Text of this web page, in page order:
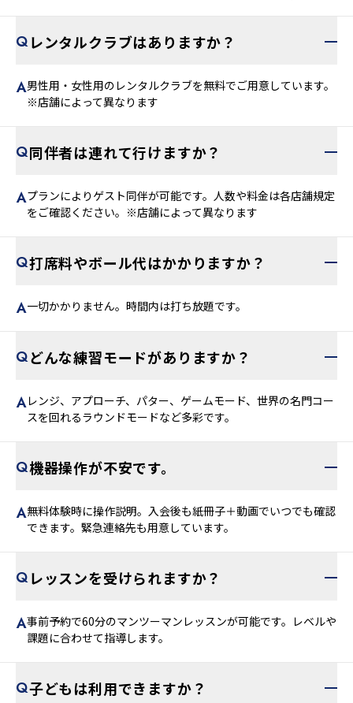
レンタルクラブはありますか？
男性用・女性用のレンタルクラブを無料でご用意しています。
※店舗によって異なります
同伴者は連れて行けますか？
プランによりゲスト同伴が可能です。人数や料金は各店舗規定
をご確認ください。※店舗によって異なります
打席料やボール代はかかりますか？
一切かかりません。時間内は打ち放題です。
どんな練習モードがありますか？
レンジ、アプローチ、パター、ゲームモード、世界の名門コー
スを回れるラウンドモードなど多彩です。
機器操作が不安です。
無料体験時に操作説明。入会後も紙冊子＋動画でいつでも確認
できます。緊急連絡先も用意しています。
レッスンを受けられますか？
事前予約で60分のマンツーマンレッスンが可能です。レベルや
課題に合わせて指導します。
子どもは利用できますか？